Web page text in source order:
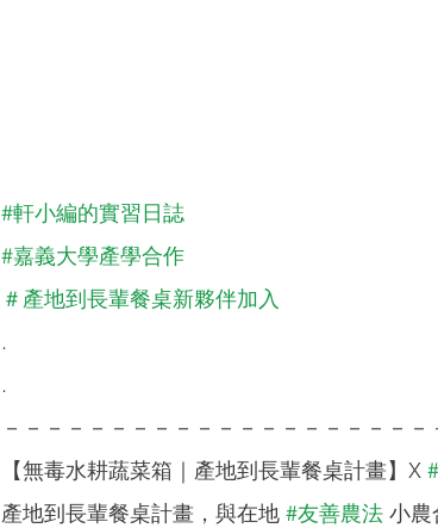
#軒小編的實習日誌
#嘉義大學產學合作
＃產地到長輩餐桌新夥伴加入
.
.
－－－－－－－－－－－－－－－－－－－－
【無毒水耕蔬菜箱｜產地到長輩餐桌計畫】X
產地到長輩餐桌計畫，與在地 #友善農法 小農